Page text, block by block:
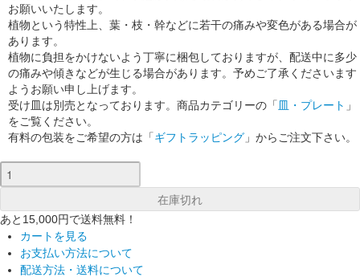
お願いいたします。
植物という特性上、葉・枝・幹などに若干の痛みや変色がある場合が
あります。
植物に負担をかけないよう丁寧に梱包しておりますが、配送中に多少
の痛みや傾きなどが生じる場合があります。予めご了承くださいます
ようお願い申し上げます。
受け皿は別売となっております。商品カテゴリーの「 皿・プレート 」
をご覧ください。
有料の包装をご希望の方は「ギフトラッピング 」からご注文下さい。
あと15,000円で送料無料！
カートを見る
お支払い方法について
配送方法・送料について